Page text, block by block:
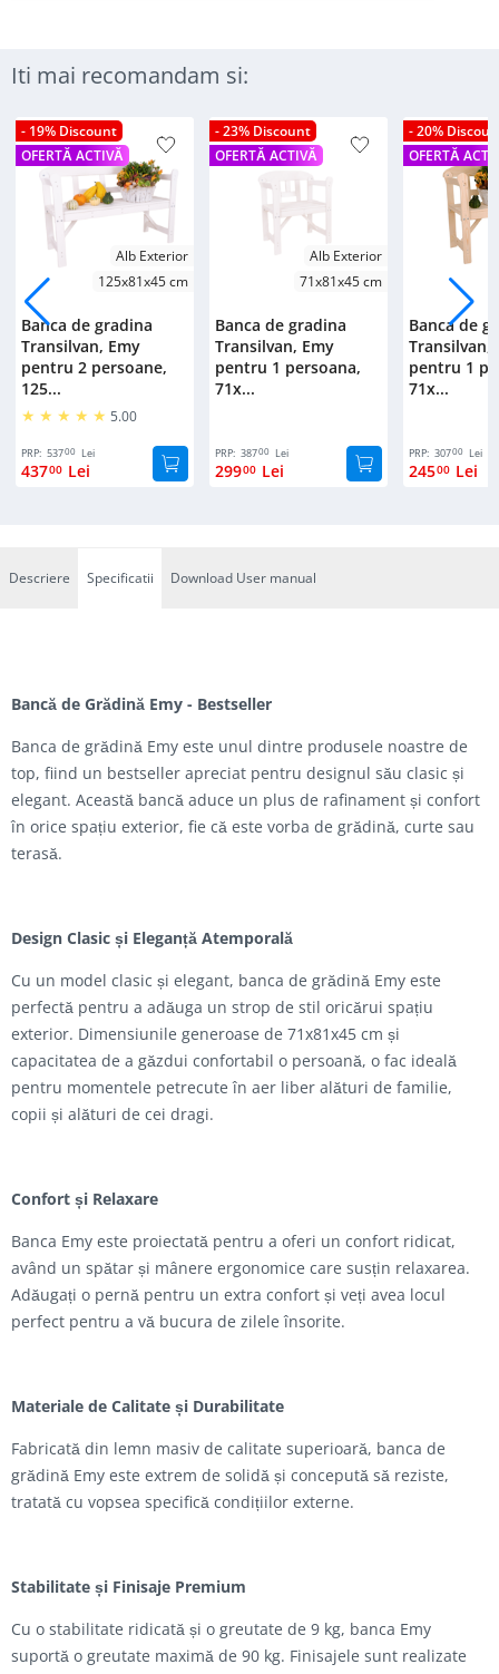
Iti mai recomandam si:
- 19% Discount
OFERTĂ ACTIVĂ
Alb Exterior
125x81x45 cm
Banca de gradina
Transilvan, Emy
pentru 2 persoane,
125...
5.00
PRP: 53700 Lei
43700 Lei
- 23% Discount
OFERTĂ ACTIVĂ
Alb Exterior
71x81x45 cm
Banca de gradina
Transilvan, Emy
pentru 1 persoana,
71x...
PRP: 38700 Lei
29900 Lei
- 20%
OFERTĂ
Banca de
Transilvan,
pentru 1
71x...
PRP: 30700 Lei
24500 Lei
Descriere Specificatii Download User manual
Bancă de Grădină Emy - Bestseller
Banca de grădină Emy este unul dintre produsele noastre de
top, fiind un bestseller apreciat pentru designul său clasic și
elegant. Această bancă aduce un plus de rafinament și confort
în orice spațiu exterior, fie că este vorba de grădină, curte sau
terasă.
Design Clasic și Eleganță Atemporală
Cu un model clasic și elegant, banca de grădină Emy este
perfectă pentru a adăuga un strop de stil oricărui spațiu
exterior. Dimensiunile generoase de 71x81x45 cm și
capacitatea de a găzdui confortabil o persoană, o fac ideală
pentru momentele petrecute în aer liber alături de familie,
copii și alături de cei dragi.
Confort și Relaxare
Banca Emy este proiectată pentru a oferi un confort ridicat,
având un spătar și mânere ergonomice care susțin relaxarea.
Adăugați o pernă pentru un extra confort și veți avea locul
perfect pentru a vă bucura de zilele însorite.
Materiale de Calitate și Durabilitate
Fabricată din lemn masiv de calitate superioară, banca de
grădină Emy este extrem de solidă și concepută să reziste,
tratată cu vopsea specifică condițiilor externe.
Stabilitate și Finisaje Premium
Cu o stabilitate ridicată și o greutate de 9 kg, banca Emy
suportă o greutate maximă de 90 kg. Finisajele sunt realizate